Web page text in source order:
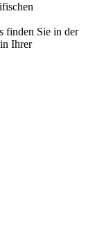
finden Sie in der
Ihrer